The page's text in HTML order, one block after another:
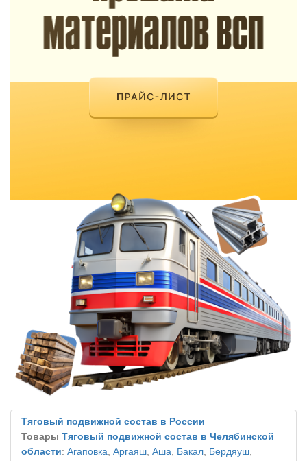
Тяговый подвижной состав в России
Товары Тяговый подвижной состав в Челябинской
области: Агаповка, Аргаяш, Аша, Бакал, Бердяуш,